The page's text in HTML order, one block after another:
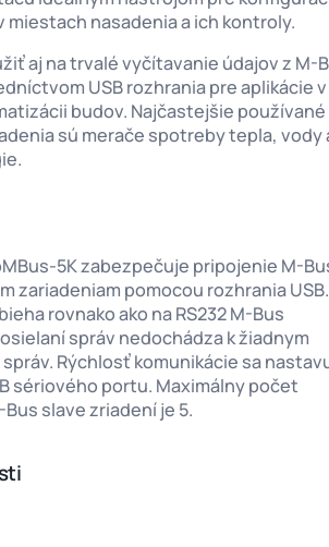
miestach nasadenia a ich kontroly.
aj na trvalé vyčítavanie údajov z M-
USB rozhrania pre aplikácie v
budov. Najčastejšie používané
sú merače spotreby tepla, vody
5K zabezpečuje pripojenie M-
zariadeniam pomocou rozhrania USB.
rovnako ako na RS232 M-Bus
správ nedochádza k žiadnym
Rýchlosť komunikácie sa
sériového portu. Maximálny počet
slave zriadení je 5.